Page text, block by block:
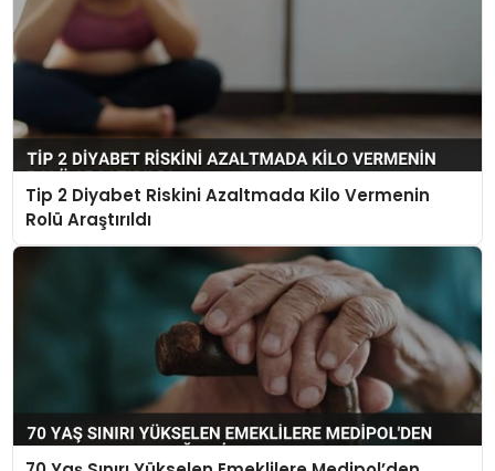
Tip 2 Diyabet Riskini Azaltmada Kilo Vermenin
Rolü Araştırıldı